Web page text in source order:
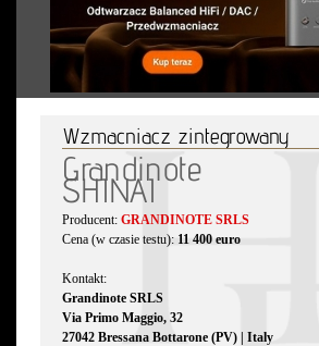
Wzmacniacz zintegrowany
Grandinote
SHINAI
Producent: GRANDINOTE SRLS
Cena (w czasie testu): 11 400 euro
Kontakt:
Grandinote SRLS
Via Primo Maggio, 32
27042 Bressana Bottarone (PV) | Italy